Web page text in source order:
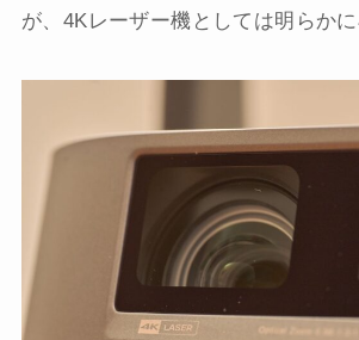
が、4Kレーザー機としては明らかに